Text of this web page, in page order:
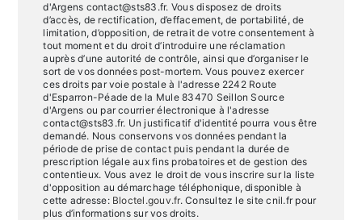
d'Argens contact@sts83.fr. Vous disposez de droits
d’accès, de rectification, d’effacement, de portabilité, de
limitation, d’opposition, de retrait de votre consentement à
tout moment et du droit d’introduire une réclamation
auprès d’une autorité de contrôle, ainsi que d’organiser le
sort de vos données post-mortem. Vous pouvez exercer
ces droits par voie postale à l'adresse 2242 Route
d'Esparron-Péade de la Mule 83470 Seillon Source
d'Argens ou par courrier électronique à l'adresse
contact@sts83.fr. Un justificatif d'identité pourra vous être
demandé. Nous conservons vos données pendant la
période de prise de contact puis pendant la durée de
prescription légale aux fins probatoires et de gestion des
contentieux. Vous avez le droit de vous inscrire sur la liste
d'opposition au démarchage téléphonique, disponible à
cette adresse: Bloctel.gouv.fr. Consultez le site cnil.fr pour
plus d’informations sur vos droits.